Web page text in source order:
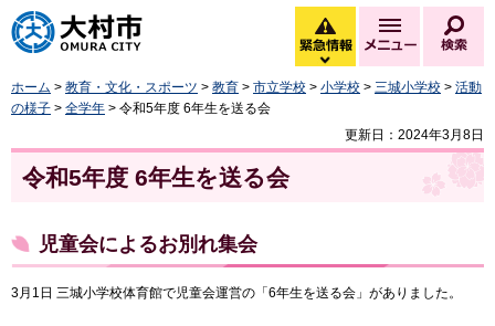
大村市
緊急情報
緊急情報を開く
メニュー
ホーム > 教育・文化・スポーツ > 教育 > 市立学校 > 小学校 > 三城小学校 > 活動
の様子 > 全学年 > 令和5年度 6年生を送る会
更新日：2024年3月8日
令和5年度 6年生を送る会
児童会によるお別れ集会
3月1日 三城小学校体育館で児童会運営の「6年生を送る会」がありました。